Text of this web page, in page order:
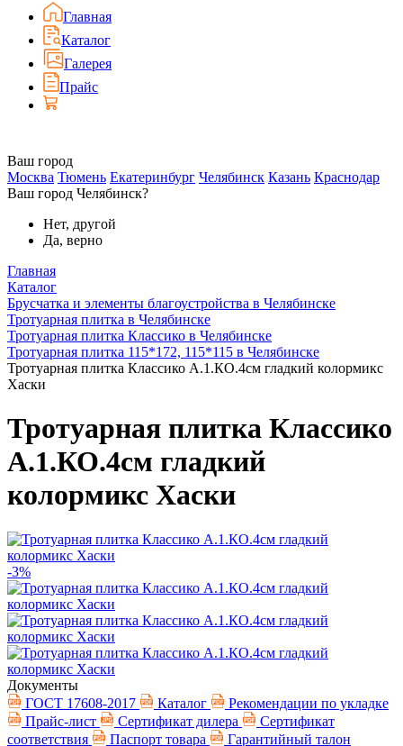
Главная
Каталог
Галерея
Прайс
Ваш город
Москва Тюмень Екатеринбург Челябинск Казань Краснодар
Ваш город Челябинск?
Нет, другой
Да, верно
Главная
Каталог
Брусчатка и элементы благоустройства в Челябинске
Тротуарная плитка в Челябинске
Тротуарная плитка Классико в Челябинске
Тротуарная плитка 115*172, 115*115 в Челябинске
Тротуарная плитка Классико А.1.КО.4см гладкий колормикс
Хаски
Тротуарная плитка Классико
А.1.КО.4см гладкий
колормикс Хаски
-3%
Документы
ГОСТ 17608-2017
Каталог
Рекомендации по укладке
Прайс-лист
Сертификат дилера
Сертификат
соответствия
Паспорт товара Гарантийный талон